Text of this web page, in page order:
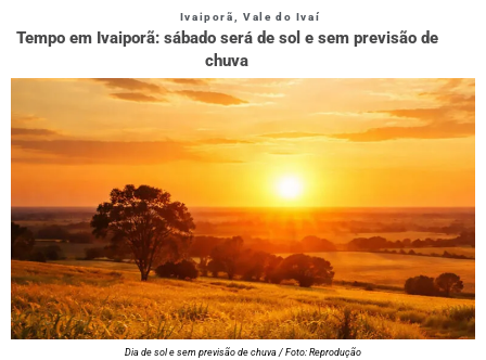
Ivaiporã Vale do Ivaí
Tempo em Ivaiporã: sábado será de sol e sem previsão de
chuva
Dia de sol e sem previsão de chuva / Foto: Reprodução